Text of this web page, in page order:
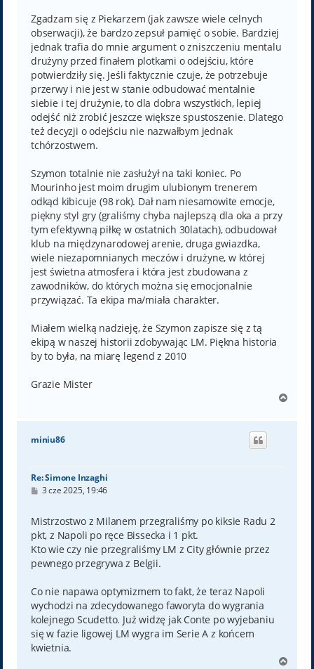
Zgadzam się z Piekarzem (jak zawsze wiele celnych
obserwacji), że bardzo zepsuł pamięć o sobie. Bardziej
jednak trafia do mnie argument o zniszczeniu mentalu
drużyny przed finałem plotkami o odejściu, które
potwierdziły się. Jeśli faktycznie czuje, że potrzebuje
przerwy i nie jest w stanie odbudować mentalnie
siebie i tej drużynie, to dla dobra wszystkich, lepiej
odejść niż zrobić jeszcze większe spustoszenie. Dlatego
też decyzji o odejściu nie nazwałbym jednak
tchórzostwem.
Szymon totalnie nie zasłużył na taki koniec. Po
Mourinho jest moim drugim ulubionym trenerem
odkąd kibicuje (98 rok). Dał nam niesamowite emocje,
piękny styl gry (graliśmy chyba najlepszą dla oka a przy
tym efektywną piłkę w ostatnich 30latach), odbudował
klub na międzynarodowej arenie, druga gwiazdka,
wiele niezapomnianych meczów i drużyne, w której
jest świetna atmosfera i która jest zbudowana z
zawodników, do których można się emocjonalnie
przywiązać. Ta ekipa ma/miała charakter.
Miałem wielką nadzieję, że Szymon zapisze się z tą
ekipą w naszej historii zdobywając LM. Piękna historia
by to była, na miarę legend z 2010
Grazie Mister
g
miniu86
Re: Simone Inzaghi
P
t
3 cze 2025, 19:46
Mistrzostwo z Milanem przegraliśmy po kiksie Radu 2
pkt, z Napoli po ręce Bissecka i 1 pkt.
Kto wie czy nie przegraliśmy LM z City głównie przez
pewnego przegrywa z Belgii.
Co nie napawa optymizmem to fakt, że teraz Napoli
wychodzi na zdecydowanego faworyta do wygrania
kolejnego Scudetto. Już widzę jak Conte po wyjebaniu
się w fazie ligowej LM wygra im Serie A z końcem
kwietnia.